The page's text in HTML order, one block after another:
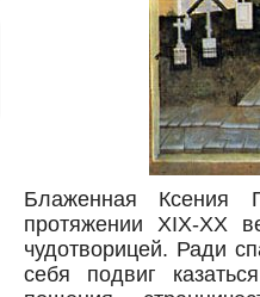
Блаженная Ксения
протяжении XIX-XX
чудотворицей. Ради
себя подвиг